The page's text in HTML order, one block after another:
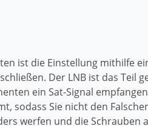
ist die Einstellung mithilfe
Der LNB ist das Teil
ein Sat-Signal
sodass Sie nicht den
werfen und die